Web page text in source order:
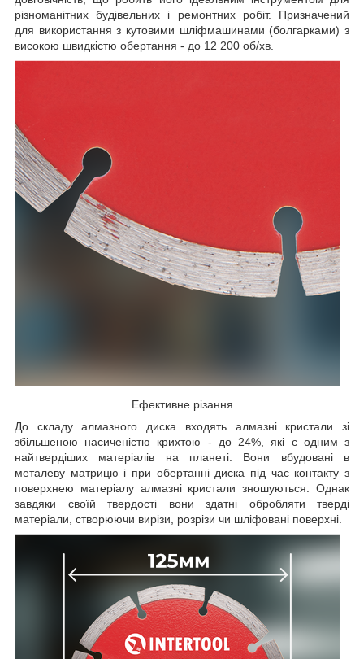
різноманітних будівельних і ремонтних робіт. Призначений
для використання з кутовими шліфмашинами (болгарками) з
високою швидкістю обертання - до 12 200 об/хв.
Ефективне різання
До складу алмазного диска входять алмазні кристали зі
збільшеною насиченістю крихтою - до 24%, які є одним з
найтвердіших матеріалів на планеті. Вони вбудовані в
металеву матрицю і при обертанні диска під час контакту з
поверхнею матеріалу алмазні кристали зношуються. Однак
завдяки своїй твердості вони здатні обробляти тверді
матеріали, створюючи вирізи, розрізи чи шліфовані поверхні.